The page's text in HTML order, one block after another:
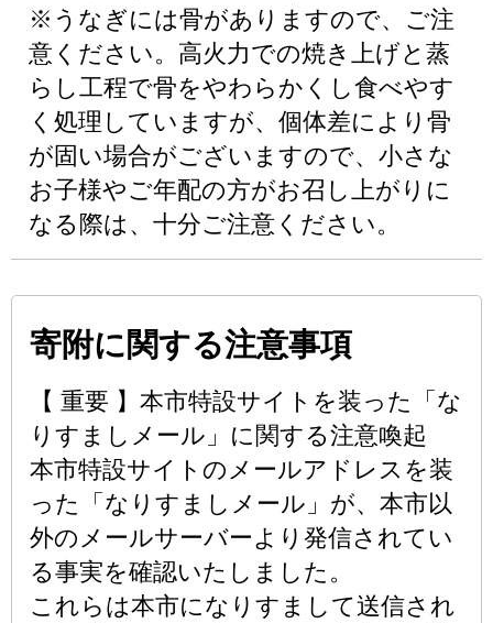
※うなぎには骨がありますので、ご注
意ください。高火力での焼き上げと蒸
らし工程で骨をやわらかくし食べやす
く処理していますが、個体差により骨
が固い場合がございますので、小さな
お子様やご年配の方がお召し上がりに
なる際は、十分ご注意ください。
寄附に関する注意事項
【 重要 】本市特設サイトを装った「な
りすましメール」に関する注意喚起
本市特設サイトのメールアドレスを装
った「なりすましメール」が、本市以
外のメールサーバーより発信されてい
る事実を確認いたしました。
これらは本市になりすまして送信され